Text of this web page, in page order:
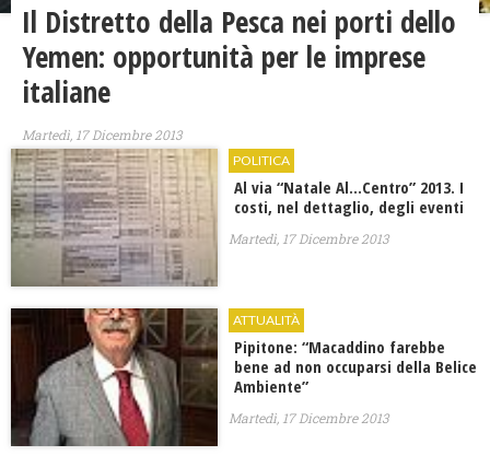
Il Distretto della Pesca nei porti dello
Yemen: opportunità per le imprese
italiane
Martedì, 17 Dicembre 2013
POLITICA
Al via “Natale Al…Centro” 2013. I
costi, nel dettaglio, degli eventi
Martedì, 17 Dicembre 2013
ATTUALITÀ
Pipitone: “Macaddino farebbe
bene ad non occuparsi della Belice
Ambiente”
Martedì, 17 Dicembre 2013